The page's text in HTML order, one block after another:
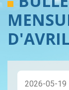
2026-05-19